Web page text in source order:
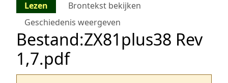
Lezen
Brontekst bekijken
Geschiedenis weergeven
Bestand:ZX81plus38 Rev
1,7.pdf